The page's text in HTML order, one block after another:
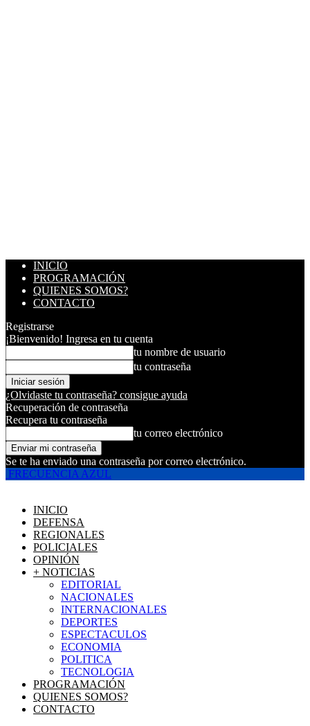
INICIO
PROGRAMACIÓN
QUIENES SOMOS?
CONTACTO
Registrarse
¡Bienvenido! Ingresa en tu cuenta
tu nombre de usuario
tu contraseña
¿Olvidaste tu contraseña? consigue ayuda
Recuperación de contraseña
Recupera tu contraseña
tu correo electrónico
Se te ha enviado una contraseña por correo electrónico.
FRECUENCIA AZUL
INICIO
DEFENSA
REGIONALES
POLICIALES
OPINIÓN
+ NOTICIAS
EDITORIAL
NACIONALES
INTERNACIONALES
DEPORTES
ESPECTACULOS
ECONOMIA
POLITICA
TECNOLOGIA
PROGRAMACIÓN
QUIENES SOMOS?
CONTACTO